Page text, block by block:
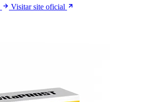
Visitar site oficial